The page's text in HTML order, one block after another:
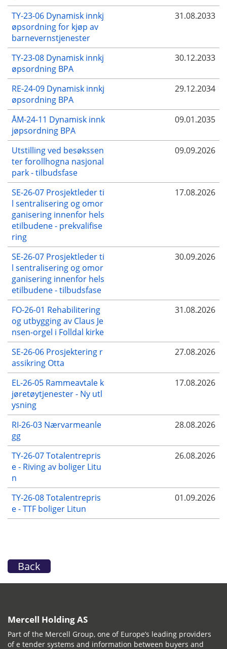
TY-23-06 Dynamisk innkj
øpsordning for kjøp av
barnevernstjenester
31.08.2033
TY-23-08 Dynamisk innkj
øpsordning BPA
30.12.2033
RE-24-09 Dynamisk innkj
øpsordning BPA
29.12.2034
ÅM-24-11 Dynamisk innk
jøpsordning BPA
09.01.2035
Utstilling ved besøkssen
ter forollhogna nasjonal
park - tilbudsfase
09.09.2026
SE-26-07 Prosjektleder ti
l sentralisering og omor
ganisering innenfor hels
etilbudene - prekvalifise
ring
17.08.2026
SE-26-07 Prosjektleder ti
l sentralisering og omor
ganisering innenfor hels
etilbudene - tilbudsfase
30.09.2026
FO-26-01 Rehabilitering
og utbygging av Claus Je
nsen-orgel i Folldal kirke
31.08.2026
SE-26-06 Prosjektering r
assikring Otta
27.08.2026
EL-26-05 Rammeavtale k
jøretøytjenester - Ny utl
ysning
17.08.2026
RI-26-03 Nærvarmeanle
gg
28.08.2026
TY-26-07 Totalentrepris
e - Riving av boliger Litu
n
26.08.2026
TY-26-08 Totalentrepris
e - TTF boliger Litun
01.09.2026
Back
Mercell Holding AS
Part of the Mercell Group, one of Europe’s leading providers
of e tender systems and information between buyers and